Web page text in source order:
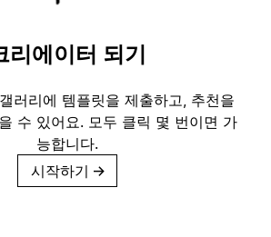
리에이터 되기
러리에 템플릿을 제출하고, 추천을
수 있어요. 모두 클릭 몇 번이면 가
능합니다.
시작하기 →